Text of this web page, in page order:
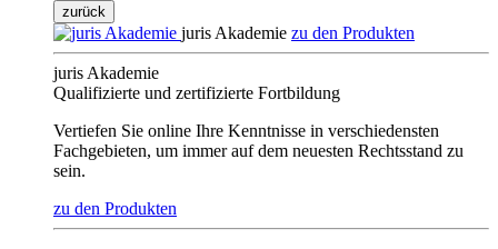
zurück
juris Akademie zu den Produkten
juris Akademie
Qualifizierte und zertifizierte Fortbildung
Vertiefen Sie online Ihre Kenntnisse in verschiedensten
Fachgebieten, um immer auf dem neuesten Rechtsstand zu
sein.
zu den Produkten